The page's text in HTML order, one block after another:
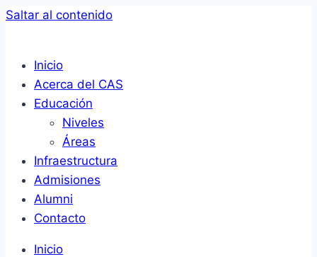
Saltar al contenido
Inicio
Acerca del CAS
Educación
Niveles
Áreas
Infraestructura
Admisiones
Alumni
Contacto
Inicio